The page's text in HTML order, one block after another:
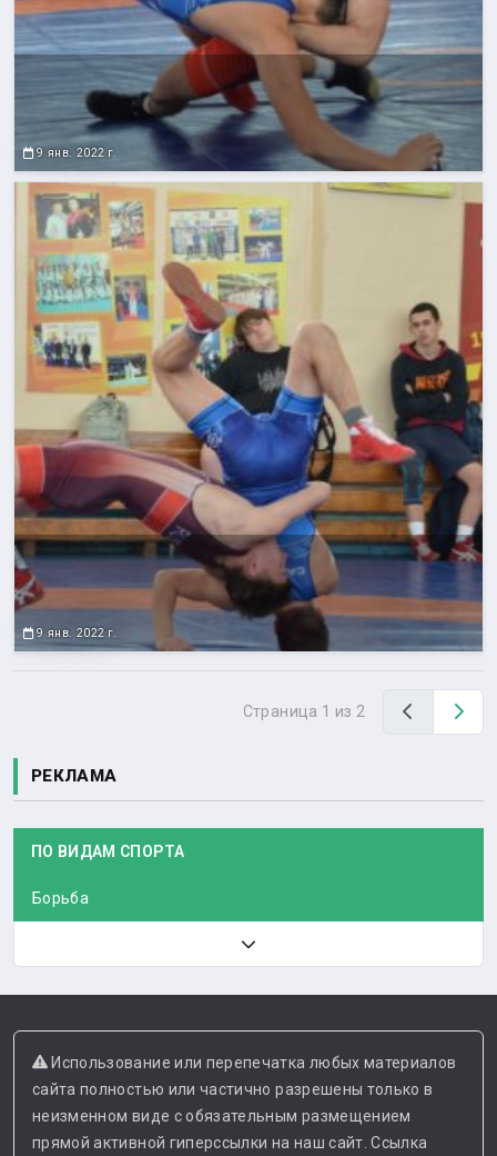
9 янв. 2022 г.
9 янв. 2022 г.
Страница 1 из 2 Назад
РЕКЛАМА
ПО ВИДАМ СПОРТА
Борьба
Использование или перепечатка любых материалов
сайта полностью или частично разрешены только в
неизменном виде с обязательным размещением
прямой активной гиперссылки на наш сайт. Ссылка